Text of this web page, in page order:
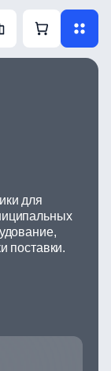
для
поставки.